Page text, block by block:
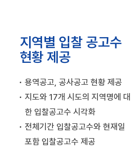
지역별 입찰 공고수
현황 제공
용역공고, 공사공고 현황 제공
지도와 17개 시도의 지역명에 대
한 입찰공고수 시각화
전체기간 입찰공고수와 현재일
포함 입찰공고수 제공